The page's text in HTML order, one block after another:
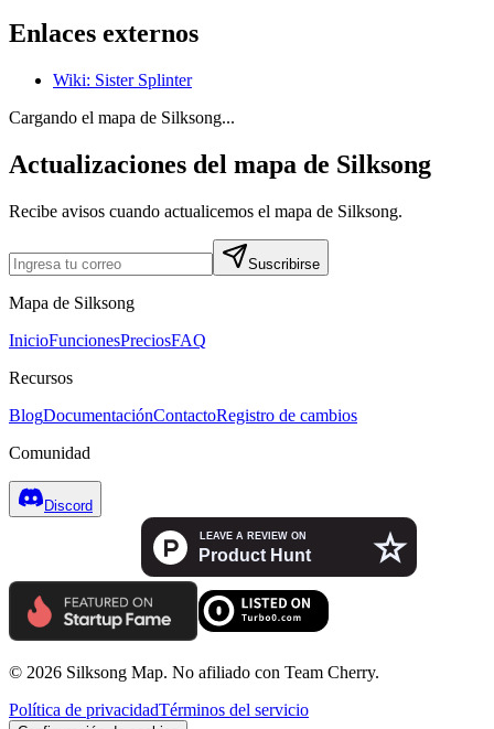
Enlaces externos
Wiki: Sister Splinter
Cargando el mapa de Silksong...
Actualizaciones del mapa de Silksong
Recibe avisos cuando actualicemos el mapa de Silksong.
Suscribirse
Mapa de Silksong
InicioFuncionesPreciosFAQ
Recursos
BlogDocumentaciónContactoRegistro de cambios
Comunidad
Discord
© 2026 Silksong Map. No afiliado con Team Cherry.
Política de privacidadTérminos del servicio